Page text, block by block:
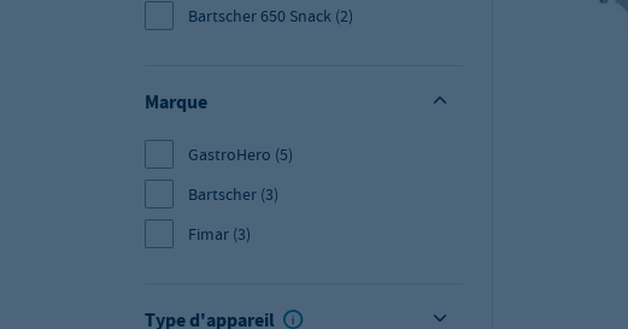
Bartscher 650 Snack (2)
Marque
GastroHero (5)
Bartscher (3)
Fimar (3)
Type d'appareil